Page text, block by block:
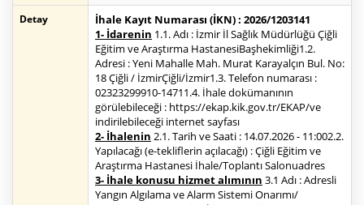
Detay
İhale Kayıt Numarası (İKN) : 2026/1203141
1- İdarenin 1.1. Adı : İzmir İl Sağlık Müdürlüğü Çiğli
Eğitim ve Araştırma HastanesiBaşhekimliği1.2.
Adresi : Yeni Mahalle Mah. Murat Karayalçın Bul. No:
18 Çiğli / İzmirÇiğli/İzmir1.3. Telefon numarası :
02323299910-14711.4. İhale dokümanının
görülebileceği : https://ekap.kik.gov.tr/EKAP/ve
indirilebileceği internet sayfası
2- İhalenin 2.1. Tarih ve Saati : 14.07.2026 - 11:002.2.
Yapılacağı (e-tekliflerin açılacağı) : Çiğli Eğitim ve
Araştırma Hastanesi İhale/Toplantı Salonuadres
3- İhale konusu hizmet alımının 3.1 Adı : Adresli
Yangın Algılama ve Alarm Sistemi Onarımı/